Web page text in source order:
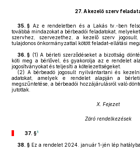
27. A kezelő szerv
35. § Az e rendeletben és a Lakás tv.-ben
továbbá mindazokat a bérbeadói feladatokat,
szervhez, szervezethez, a kezelő szerv
tulajdonos önkormányzattal kötött feladat-ellátási
36. § (1) A bérleti szerződéseket a bizottság
köti meg a bérlővel, és gyakorolja az e rendelet
jogosítványokat és teljesíti a kötelezettségeket.
(2) A bérbeadó jogosult nyilvántartani és
adatokat, amelyek e rendelet alapján a bérleti
megszűntetése, a bérbeadói hozzájárulásról való
jutottak.
X. Fejezet
Záró rendelkezések
37. §1
38. § Ez a rendelet 2024. január 1-jén lép hatályba.